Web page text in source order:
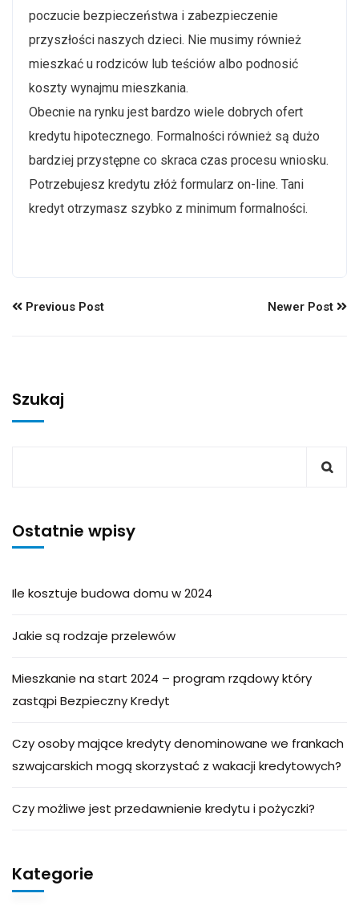
poczucie bezpieczeństwa i zabezpieczenie
przyszłości naszych dzieci. Nie musimy również
mieszkać u rodziców lub teściów albo podnosić
koszty wynajmu mieszkania.
Obecnie na rynku jest bardzo wiele dobrych ofert
kredytu hipotecznego. Formalności również są dużo
bardziej przystępne co skraca czas procesu wniosku.
Potrzebujesz kredytu złóż formularz on-line. Tani
kredyt otrzymasz szybko z minimum formalności.
Previous Post Newer Post
Szukaj
Ostatnie wpisy
Ile kosztuje budowa domu w 2024
Jakie są rodzaje przelewów
Mieszkanie na start 2024 – program rządowy który
zastąpi Bezpieczny Kredyt
Czy osoby mające kredyty denominowane we frankach
szwajcarskich mogą skorzystać z wakacji kredytowych?
Czy możliwe jest przedawnienie kredytu i pożyczki?
Kategorie